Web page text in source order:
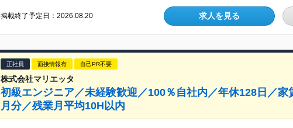
掲載終了予定日：2026.08.20 求人を見る
正社員 面接情報有 自己PR不要
株式会社マリエッタ
初級エンジニア／未経験歓迎／100％自社内／年休128日／家
月分／残業月平均10H以内